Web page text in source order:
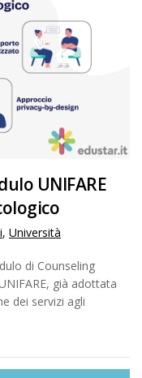
UNIFARE
, Università
di Counseling
già adottata
dei servizi agli